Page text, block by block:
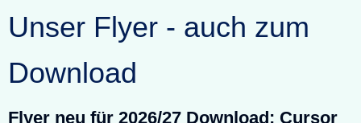
Unser Flyer - auch zum
Download
Flyer neu für 2026/27 Download: Cursor